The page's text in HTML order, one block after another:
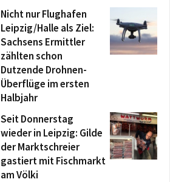
Nicht nur Flughafen
Leipzig/Halle als Ziel:
Sachsens Ermittler
zählten schon
Dutzende Drohnen-
Überflüge im ersten
Halbjahr
Seit Donnerstag
wieder in Leipzig: Gilde
der Marktschreier
gastiert mit Fischmarkt
am Völki